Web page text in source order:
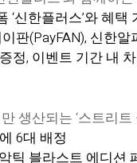
신한플러스’와 혜택
판(PayFAN), 신한
정, 이벤트 기간 내
생산되는 ‘스트리
6대 배정
틱 블라스트 에디션